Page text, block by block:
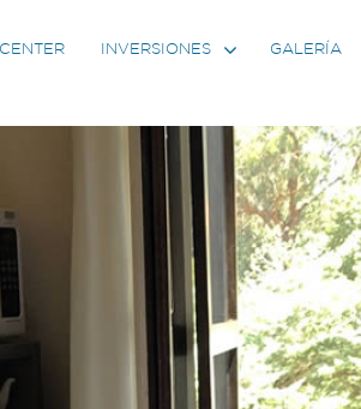
INVERSIONES GALERÍA